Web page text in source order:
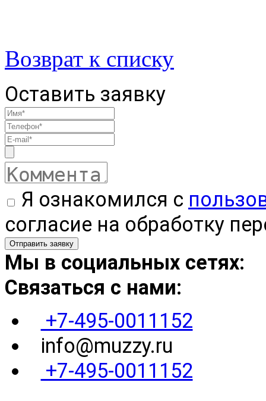
Возврат к списку
Оставить заявку
Я ознакомился с
согласие на обработку
Мы в социальных сетях:
Связаться с нами:
+7-495-0011152
info@muzzy.ru
+7-495-0011152